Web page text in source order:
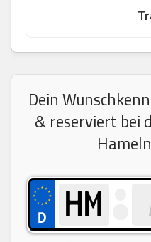
Dein
& reserviert bei